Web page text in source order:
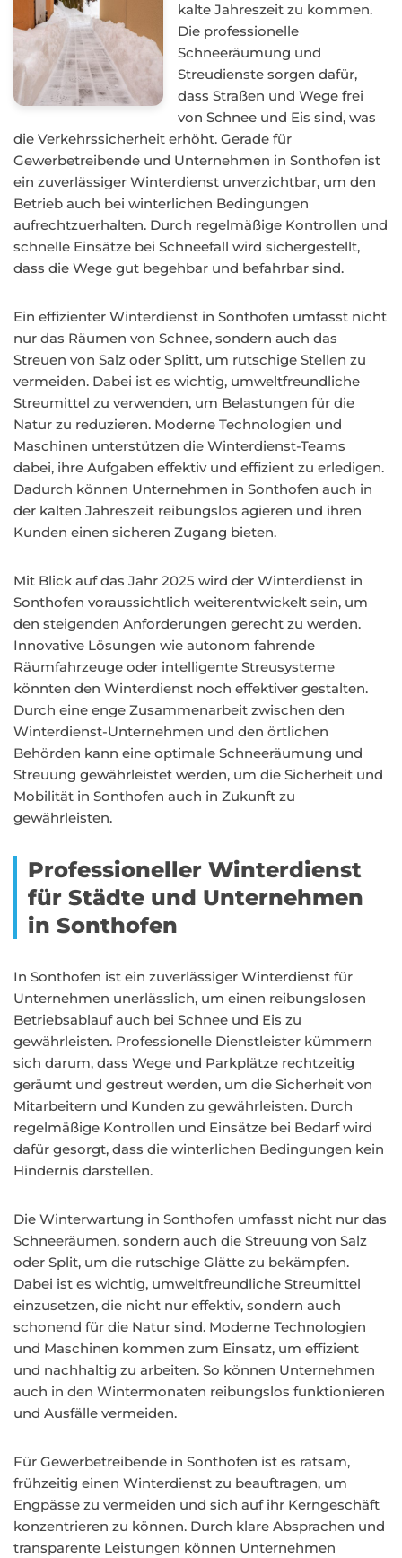
kalte Jahreszeit zu kommen.
Die professionelle
Schneeräumung und
Streudienste sorgen dafür,
dass Straßen und Wege frei
von Schnee und Eis sind, was
die Verkehrssicherheit erhöht. Gerade für
Gewerbetreibende und Unternehmen in Sonthofen ist
ein zuverlässiger Winterdienst unverzichtbar, um den
Betrieb auch bei winterlichen Bedingungen
aufrechtzuerhalten. Durch regelmäßige Kontrollen und
schnelle Einsätze bei Schneefall wird sichergestellt,
dass die Wege gut begehbar und befahrbar sind.
Ein effizienter Winterdienst in Sonthofen umfasst nicht
nur das Räumen von Schnee, sondern auch das
Streuen von Salz oder Splitt, um rutschige Stellen zu
vermeiden. Dabei ist es wichtig, umweltfreundliche
Streumittel zu verwenden, um Belastungen für die
Natur zu reduzieren. Moderne Technologien und
Maschinen unterstützen die Winterdienst-Teams
dabei, ihre Aufgaben effektiv und effizient zu erledigen.
Dadurch können Unternehmen in Sonthofen auch in
der kalten Jahreszeit reibungslos agieren und ihren
Kunden einen sicheren Zugang bieten.
Mit Blick auf das Jahr 2025 wird der Winterdienst in
Sonthofen voraussichtlich weiterentwickelt sein, um
den steigenden Anforderungen gerecht zu werden.
Innovative Lösungen wie autonom fahrende
Räumfahrzeuge oder intelligente Streusysteme
könnten den Winterdienst noch effektiver gestalten.
Durch eine enge Zusammenarbeit zwischen den
Winterdienst-Unternehmen und den örtlichen
Behörden kann eine optimale Schneeräumung und
Streuung gewährleistet werden, um die Sicherheit und
Mobilität in Sonthofen auch in Zukunft zu
gewährleisten.
Professioneller Winterdienst
für Städte und Unternehmen
in Sonthofen
In Sonthofen ist ein zuverlässiger Winterdienst für
Unternehmen unerlässlich, um einen reibungslosen
Betriebsablauf auch bei Schnee und Eis zu
gewährleisten. Professionelle Dienstleister kümmern
sich darum, dass Wege und Parkplätze rechtzeitig
geräumt und gestreut werden, um die Sicherheit von
Mitarbeitern und Kunden zu gewährleisten. Durch
regelmäßige Kontrollen und Einsätze bei Bedarf wird
dafür gesorgt, dass die winterlichen Bedingungen kein
Hindernis darstellen.
Die Winterwartung in Sonthofen umfasst nicht nur das
Schneeräumen, sondern auch die Streuung von Salz
oder Split, um die rutschige Glätte zu bekämpfen.
Dabei ist es wichtig, umweltfreundliche Streumittel
einzusetzen, die nicht nur effektiv, sondern auch
schonend für die Natur sind. Moderne Technologien
und Maschinen kommen zum Einsatz, um effizient
und nachhaltig zu arbeiten. So können Unternehmen
auch in den Wintermonaten reibungslos funktionieren
und Ausfälle vermeiden.
Für Gewerbetreibende in Sonthofen ist es ratsam,
frühzeitig einen Winterdienst zu beauftragen, um
Engpässe zu vermeiden und sich auf ihr Kerngeschäft
konzentrieren zu können. Durch klare Absprachen und
transparente Leistungen können Unternehmen